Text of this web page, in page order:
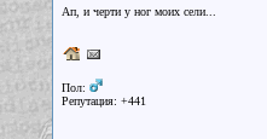
Ап, и черти у ног моих сели...
Пол:
Репутация: +441